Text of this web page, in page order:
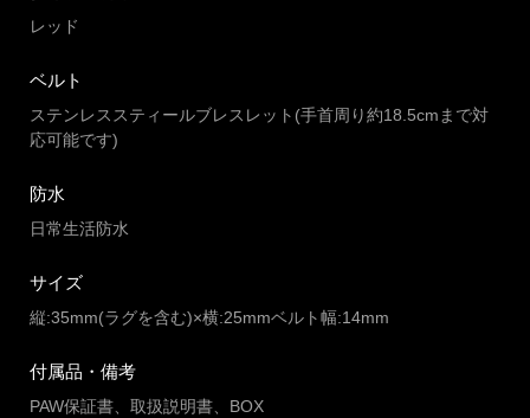
レッド
ベルト
ステンレススティールブレスレット(手首周り約18.5cmまで対
応可能です)
防水
日常生活防水
サイズ
縦:35mm(ラグを含む)×横:25mmベルト幅:14mm
付属品・備考
PAW保証書、取扱説明書、BOX